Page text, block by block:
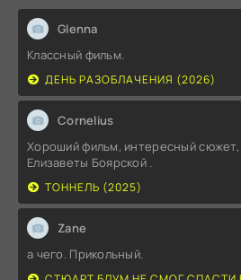
Glenna
Классный фильм.
ДЕНЬ РАЗОБЛАЧЕНИЯ (2026)
Cornelius
Хороший фильм, интересный сюжет,
Елизаветы Боярской .
ТОННЕЛЬ (2025)
Zane
а чего. Прикольный.